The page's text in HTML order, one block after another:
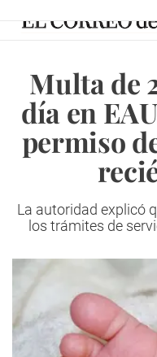
Multa de
día en
permiso
La autoridad explicó
los trámites de